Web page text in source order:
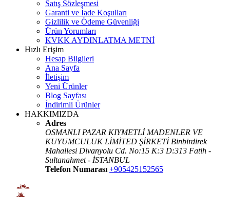
Satış Sözleşmesi
Garanti ve İade Koşulları
Gizlilik ve Ödeme Güvenliği
Ürün Yorumları
KVKK AYDINLATMA METNİ
Hızlı Erişim
Hesap Bilgileri
Ana Sayfa
İletişim
Yeni Ürünler
Blog Sayfası
İndirimli Ürünler
HAKKIMIZDA
Adres
OSMANLI PAZAR KIYMETLİ MADENLER VE
KUYUMCULUK LİMİTED ŞİRKETİ Binbirdirek
Mahallesi Divanyolu Cd. No:15 K:3 D:313 Fatih -
Sultanahmet - İSTANBUL
Telefon Numarası +905425152565